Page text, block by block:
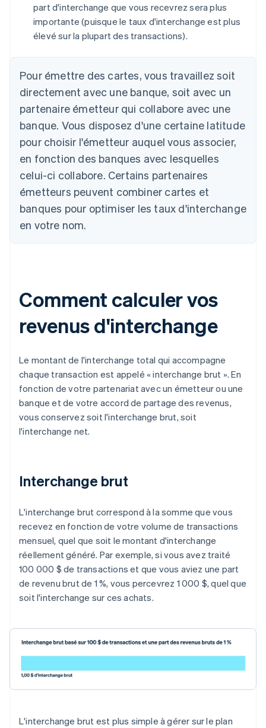
part d'interchange que vous recevrez sera plus
importante (puisque le taux d'interchange est plus
élevé sur la plupart des transactions).
Pour émettre des cartes, vous travaillez soit
directement avec une banque, soit avec un
partenaire émetteur qui collabore avec une
banque. Vous disposez d'une certaine latitude
pour choisir l'émetteur auquel vous associer,
en fonction des banques avec lesquelles
celui-ci collabore. Certains partenaires
émetteurs peuvent combiner cartes et
banques pour optimiser les taux d'interchange
en votre nom.
Comment calculer vos
revenus d'interchange
Le montant de l'interchange total qui accompagne
chaque transaction est appelé « interchange brut ». En
fonction de votre partenariat avec un émetteur ou une
banque et de votre accord de partage des revenus,
vous conservez soit l'interchange brut, soit
l'interchange net.
Interchange brut
L'interchange brut correspond à la somme que vous
recevez en fonction de votre volume de transactions
mensuel, quel que soit le montant d'interchange
réellement généré. Par exemple, si vous avez traité
100 000 $ de transactions et que vous aviez une part
de revenu brut de 1 %, vous percevrez 1 000 $, quel que
soit l'interchange sur ces achats.
L'interchange brut est plus simple à gérer sur le plan